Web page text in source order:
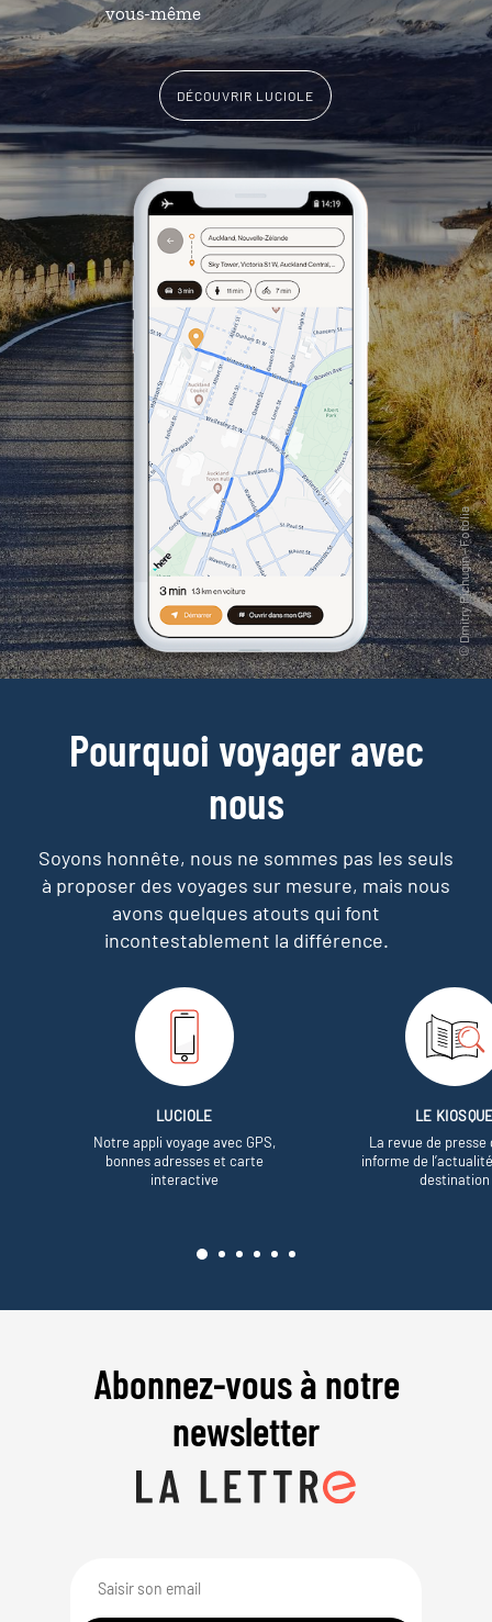
vous-même
DÉCOUVRIR LUCIOLE
Pourquoi voyager avec
nous
Soyons honnête, nous ne sommes pas les seuls
à proposer des voyages sur mesure, mais nous
avons quelques atouts qui font
incontestablement la différence.
LUCIOLE
Notre appli voyage avec GPS,
bonnes adresses et carte
interactive
LE
La revue de presse
informe de
destination
Abonnez-vous à notre
newsletter